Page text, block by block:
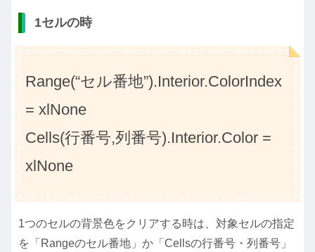
1セルの時
Range(“セル番地”).Interior.ColorIndex
= xlNone
Cells(行番号,列番号).Interior.Color =
xlNone
1つのセルの背景色をクリアする時は、対象セルの指定
を「Rangeのセル番地」か「Cellsの行番号・列番号」